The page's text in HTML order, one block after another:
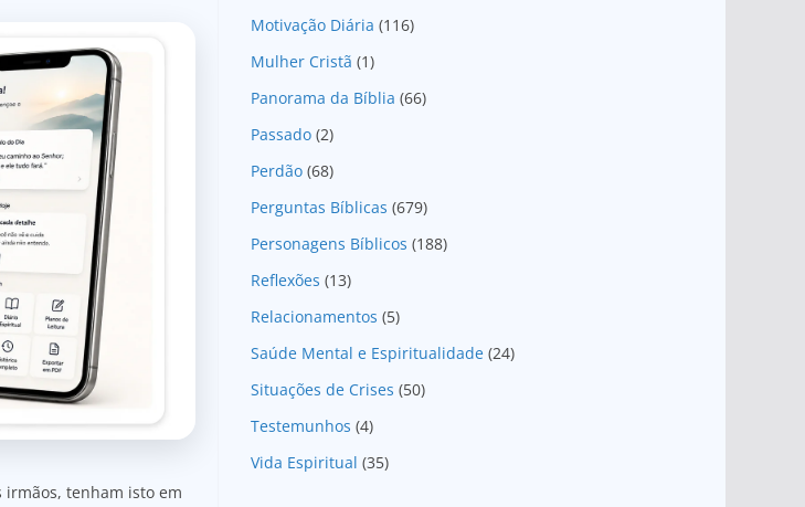
irmãos, tenham isto em
Motivação Diária (116)
Mulher Cristã (1)
Panorama da Bíblia (66)
Passado (2)
Perdão (68)
Perguntas Bíblicas (679)
Personagens Bíblicos (188)
Reflexões (13)
Relacionamentos (5)
Saúde Mental e Espiritualidade (24)
Situações de Crises (50)
Testemunhos (4)
Vida Espiritual (35)